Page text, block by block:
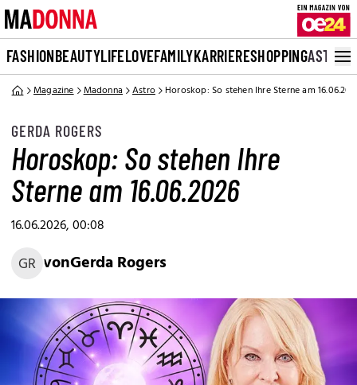
FASHIONBEAUTYLIFELOVEFAMILYKARRIERESHOPPINGASTRO
Magazine Madonna Astro Horoskop: So stehen Ihre Sterne am
GERDA ROGERS
Horoskop: So stehen Ihre
Sterne am 16.06.2026
16.06.2026, 00:08
GR vonGerda Rogers